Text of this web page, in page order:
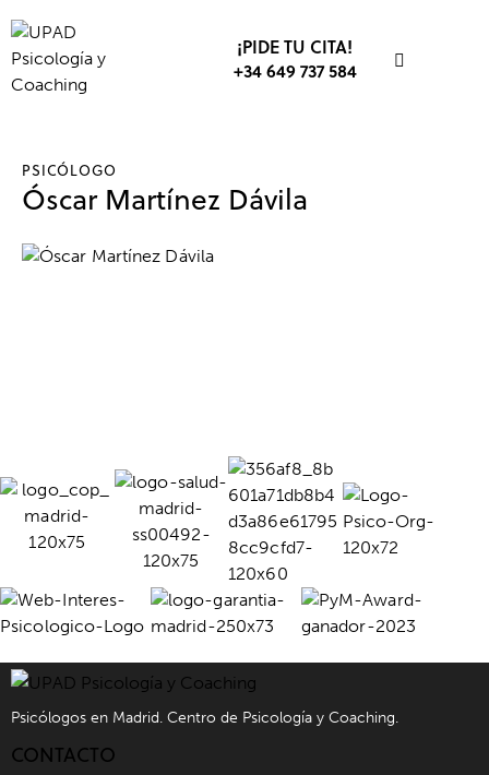
¡PIDE TU CITA!
+34 649 737 584
PSICÓLOGO
Óscar Martínez Dávila
Psicólogos en Madrid. Centro de Psicología y Coaching.
CONTACTO